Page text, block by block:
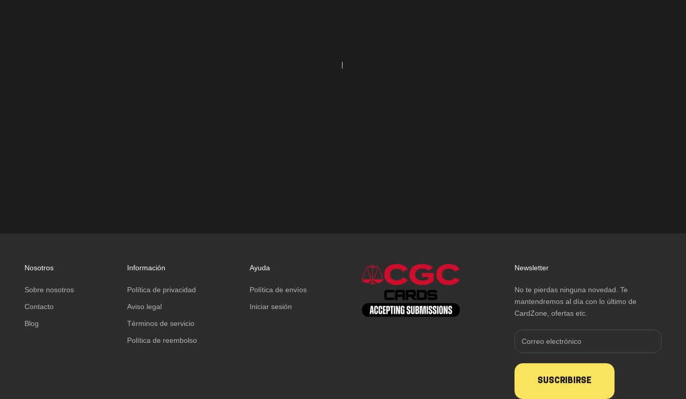
Nosotros
Sobre nosotros
Contacto
Blog
Información
Política de privacidad
Aviso legal
Términos de servicio
Política de reembolso
Ayuda
Política de envíos
Iniciar sesión
Newsletter
No te pierdas ninguna novedad. Te
mantendremos al día con lo último de
CardZone, ofertas etc.
SUSCRIBIRSE